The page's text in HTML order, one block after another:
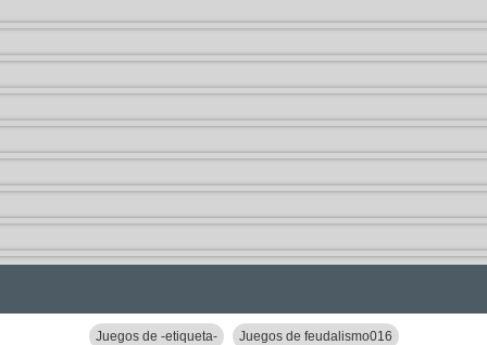
Juegos de -etiqueta- Juegos de feudalismo016